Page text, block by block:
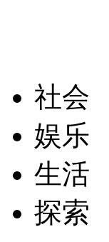
社会
娱乐
生活
探索